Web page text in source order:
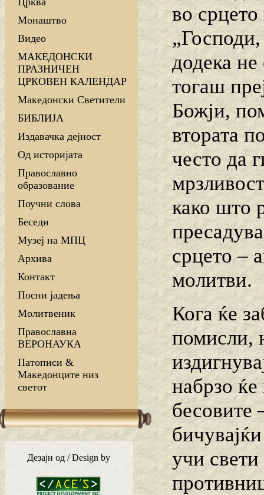
Монаштво
Видео
МАКЕДОНСКИ
ПРАЗНИЧЕН
ЦРКОВЕН КАЛЕНДАР
Македонски Светители
БИБЛИЈА
Издавачка дејност
Од историјата
Православно
образование
Поучни слова
Беседи
Музеј на МПЦ
Архива
Контакт
Посни јадења
Молитвеник
Православна
ВЕРОНАУКА
Патописи &
Македонците низ
светот
Дезајн од / Design by
во
додека
тогаш
Божји,
втората
често да
како што
срцето –
молитви.
Кога ќе
помисли,
набрзо
бесовите
учи